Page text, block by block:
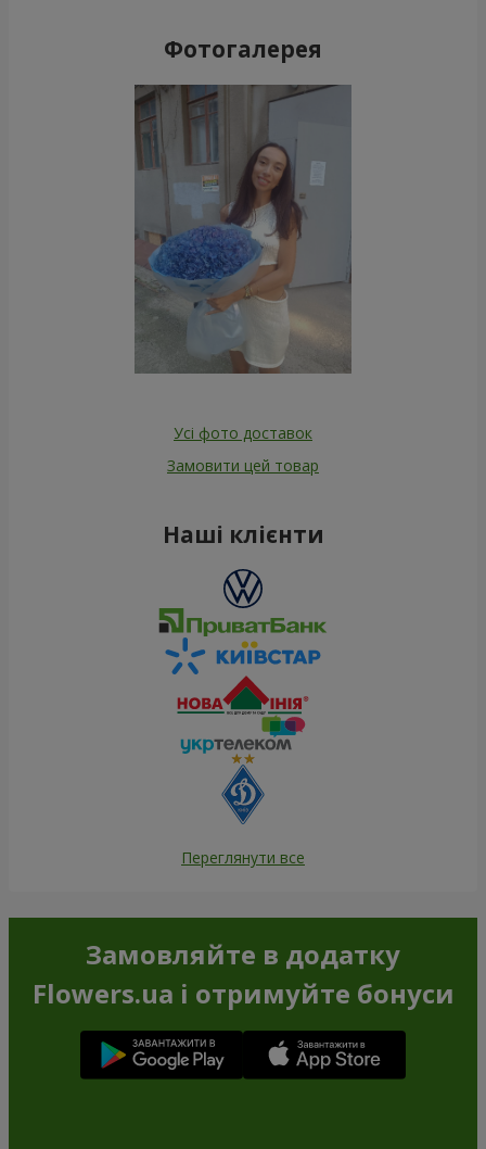
Фотогалерея
Усі фото доставок
Замовити цей товар
Наші клієнти
Переглянути все
Замовляйте в додатку
Flowers.ua і отримуйте бонуси